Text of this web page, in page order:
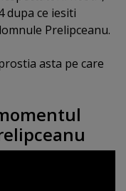
dupa ce iesiti
Prelipceanu.
asta pe care